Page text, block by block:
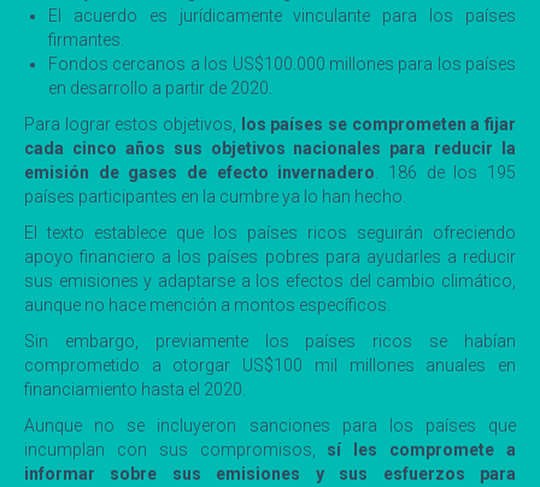
El acuerdo es jurídicamente vinculante para los países
firmantes.
Fondos cercanos a los US$100.000 millones para los países
en desarrollo a partir de 2020.
Para lograr estos objetivos,
los países se comprometen a fijar
cada cinco años sus objetivos nacionales para reducir la
emisión de gases de efecto invernadero. 186 de los 195
países participantes en la cumbre ya lo han hecho.
El texto establece que los países ricos seguirán ofreciendo
apoyo financiero a los países pobres para ayudarles a reducir
sus emisiones y adaptarse a los efectos del cambio climático,
aunque no hace mención a montos específicos.
Sin embargo, previamente los países ricos se habían
comprometido a otorgar US$100 mil millones anuales en
financiamiento hasta el 2020.
Aunque no se incluyeron sanciones para los países que
incumplan con sus compromisos, sí les compromete a
informar sobre sus emisiones y sus esfuerzos para